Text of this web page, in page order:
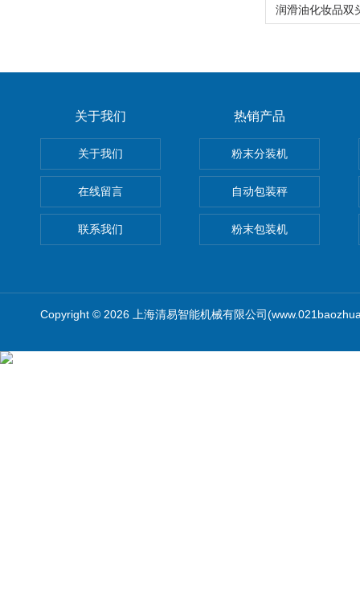
关于我们
关于我们
在线留言
联系我们
热销产品
粉末分装机
自动包装秤
粉末包装机
Copyright © 2026 上海清易智能机械有限公司